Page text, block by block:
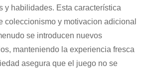
y habilidades. Esta característica
coleccionismo y motivacion adicional
se introducen nuevos
manteniendo la experiencia fresca
asegura que el juego no se